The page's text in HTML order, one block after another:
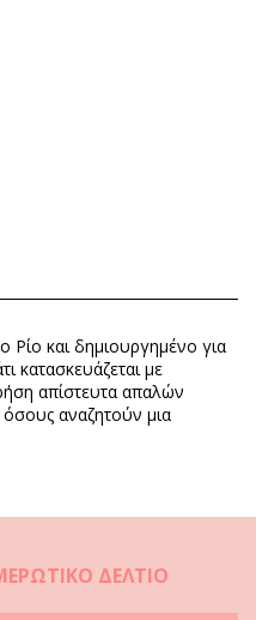
Ρίο και δημιουργημένο για
κατασκευάζεται με
απίστευτα απαλών
όσους αναζητούν μια
ΔΕΛΤΊΟ